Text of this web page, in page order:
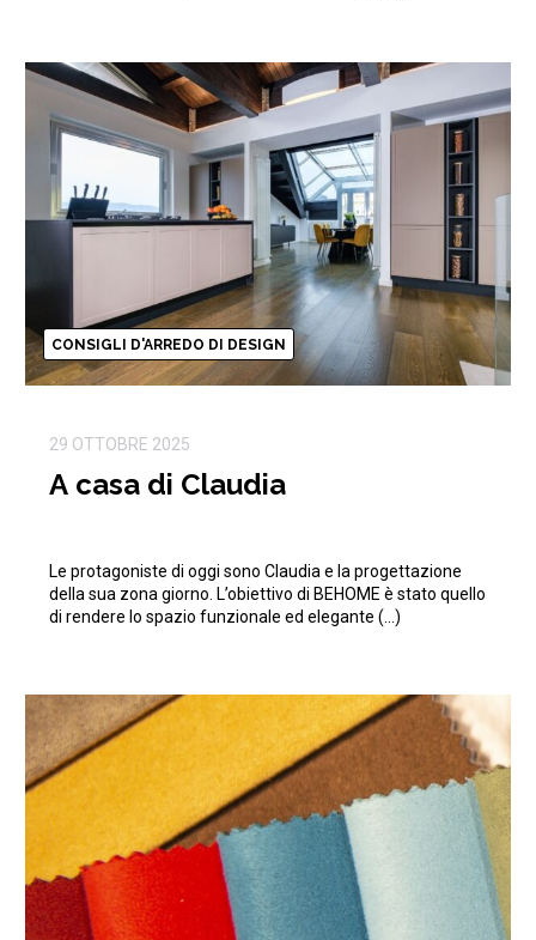
CONSIGLI D'ARREDO DI DESIGN
29 OTTOBRE 2025
A casa di Claudia
Le protagoniste di oggi sono Claudia e la progettazione
della sua zona giorno. L’obiettivo di BEHOME è stato quello
di rendere lo spazio funzionale ed elegante (…)